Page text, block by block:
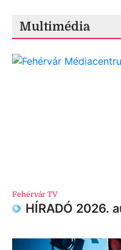
Multimédia
Fehérvár TV
HÍRADÓ 2026.